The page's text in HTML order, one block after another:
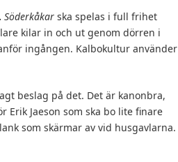
Söderkåkar ska spelas i full frihet
kilar in och ut genom dörren i
ingången. Kalbokultur använder
beslag på det. Det är kanonbra,
Erik Jaeson som ska bo lite finare
som skärmar av vid husgavlarna.